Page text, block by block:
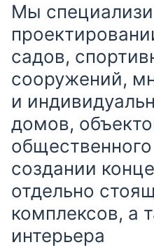
Мы
садов,
сооружений,
и
домов,
создании
отдельно
комплексов, а
интерьера